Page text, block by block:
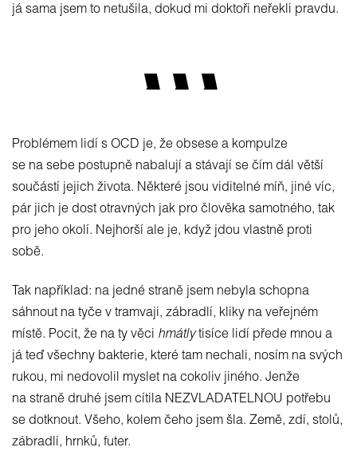
já sama jsem to netušila, dokud mi doktoři neřekli pravdu.
Problémem lidí s OCD je, že obsese a kompulze
se na sebe postupně nabalují a stávají se čím dál větší
součástí jejich života. Některé jsou viditelné míň, jiné víc,
pár jich je dost otravných jak pro člověka samotného, tak
pro jeho okolí. Nejhorší ale je, když jdou vlastně proti
sobě.
Tak například: na jedné straně jsem nebyla schopna
sáhnout na tyče v tramvaji, zábradlí, kliky na veřejném
místě. Pocit, že na ty věci hmátlytisíce lidí přede mnou a
já teď všechny bakterie, které tam nechali, nosím na svých
rukou, mi nedovolil myslet na cokoliv jiného. Jenže
na straně druhé jsem cítila NEZVLADATELNOU potřebu
se dotknout. Všeho, kolem čeho jsem šla. Země, zdí, stolů,
zábradlí, hrnků, futer.